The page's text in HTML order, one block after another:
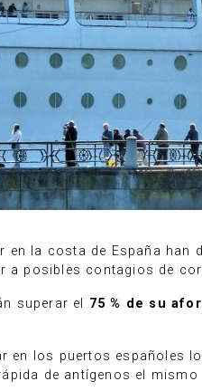
en la costa de España
a posibles contagios de
superar el 75 % de su
en los puertos españoles
de antígenos el